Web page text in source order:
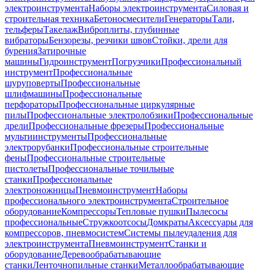
электроинструментаНаборы электроинструментаСиловая и
строительная техникаБетоносмесителиГенераторыТали,
тельферыТакелажВиброплиты, глубинные
вибраторыБензорезы, резчики швовСтойки, дрели для
буренияЗатирочные
машиныГидроинструментПогрузчикиПрофессиональный
инструментПрофессиональные
шуруповертыПрофессиональные
шлифмашиныПрофессиональные
перфораторыПрофессиональные циркулярные
пилыПрофессиональные электролобзикиПрофессиональные
дрелиПрофессиональные фрезерыПрофессиональные
мультиинструментыПрофессиональные
электрорубанкиПрофессиональные строительные
феныПрофессиональные строительные
пистолетыПрофессиональные точильные
станкиПрофессиональные
электроножницыПневмоинструментНаборы
профессионального электроинструментаСтроительное
оборудованиеКомпрессорыТепловые пушкиПылесосы
профессиональныеСтружкоотсосыДомкратыАксессуары для
компрессоров, пневмосистемСистемы пылеудаления для
электроинструментаПневмоинструментСтанки и
оборудованиеДеревообрабатывающие
станкиЛенточнопильные станкиМеталлообрабатывающие